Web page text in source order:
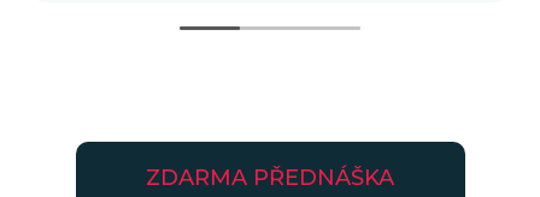
ZDARMA PŘEDNÁŠKA